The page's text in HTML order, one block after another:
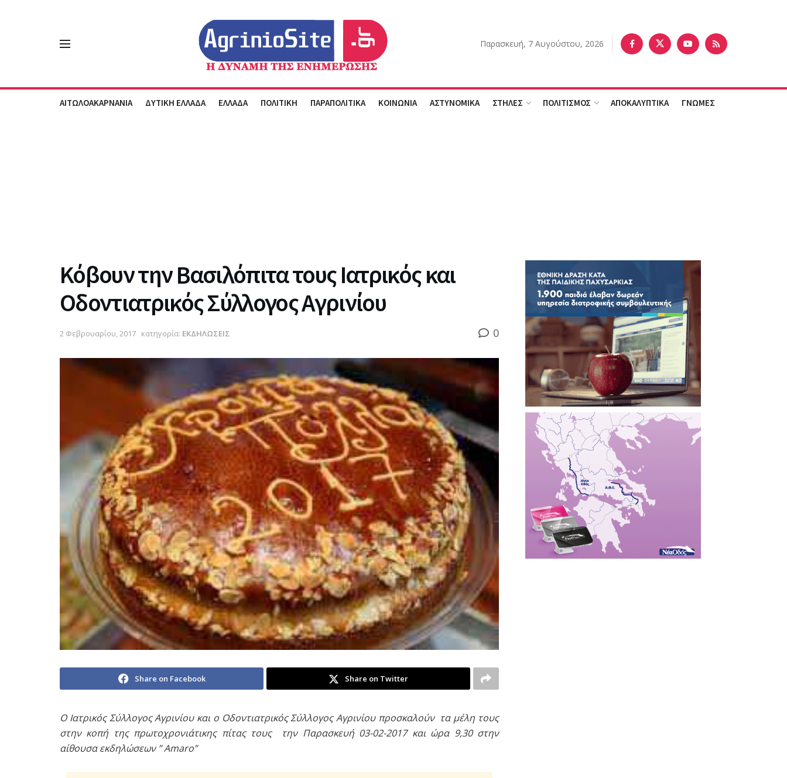
Παρασκευή, 7 Αυγούστου, 2026
ΑΙΤΩΛΟΑΚΑΡΝΑΝΙΑ ΔΥΤΙΚΗ ΕΛΛΑΔΑ ΕΛΛΑΔΑ ΠΟΛΙΤΙΚΗ ΠΑΡΑΠΟΛΙΤΙΚΑ ΚΟΙΝΩΝΙΑ ΑΣΤΥΝΟΜΙΚΑ ΣΤΗΛΕΣ ΠΟΛΙΤΙΣΜΟΣ ΑΠΟΚΑΛΥΠΤΙΚΑ ΓΝΩΜΕΣ
Κόβουν την Βασιλόπιτα τους Ιατρικός και
Οδοντιατρικός Σύλλογος Αγρινίου
2 Φεβρουαρίου, 2017 κατηγορία: ΕΚΔΗΛΩΣΕΙΣ 0
Share on Facebook Share on Twitter
Ο Ιατρικός Σύλλογος Αγρινίου και ο Οδοντιατρικός Σύλλογος Αγρινίου προσκαλούν τα μέλη τους
στην κοπή της πρωτοχρονιάτικης πίτας τους την Παρασκευή 03-02-2017 και ώρα 9,30 στην
αίθουσα εκδηλώσεων ” Αmaro”